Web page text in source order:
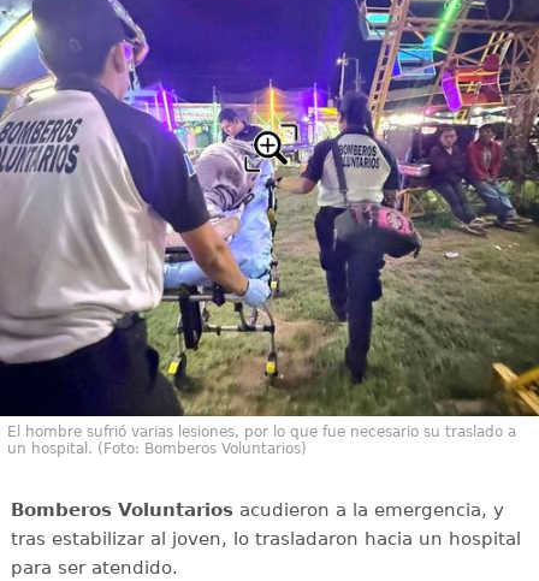
El hombre sufrió varias lesiones, por lo que fue necesario su traslado a
un hospital. (Foto: Bomberos Voluntarios)
Bomberos Voluntariosacudieron a la emergencia, y
tras estabilizar al joven, lo trasladaron hacia un hospital
para ser atendido.